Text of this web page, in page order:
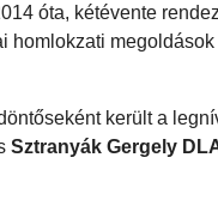
óta, kétévente
homlokzati
került a
Sztranyák Gergely